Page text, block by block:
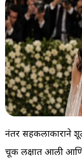
नंतर सहकलाकाराने
चूक लक्षात आली आणि